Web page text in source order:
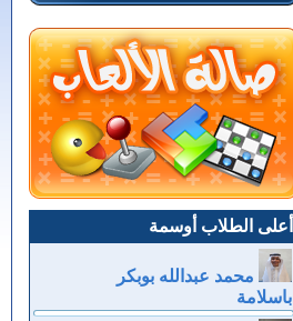
أعلى الطلاب أوسمة
محمد عبدالله بوبكر
باسلامة